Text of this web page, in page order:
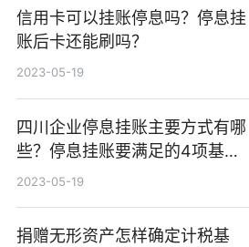
信用卡可以挂账停息吗？停息挂
账后卡还能刷吗？
2023-05-19
四川企业停息挂账主要方式有哪
些？停息挂账要满足的4项基本
条件介绍
2023-05-19
捐赠无形资产怎样确定计税基